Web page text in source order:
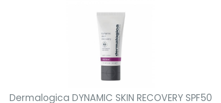
Dermalogica DYNAMIC SKIN RECOVERY SPF50